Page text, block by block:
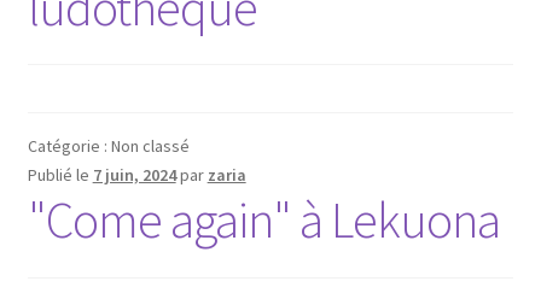
Newsletter
Catégorie : Non classé
Publié le 7 juin, 2024par zaria
"Come again" à Lekuona